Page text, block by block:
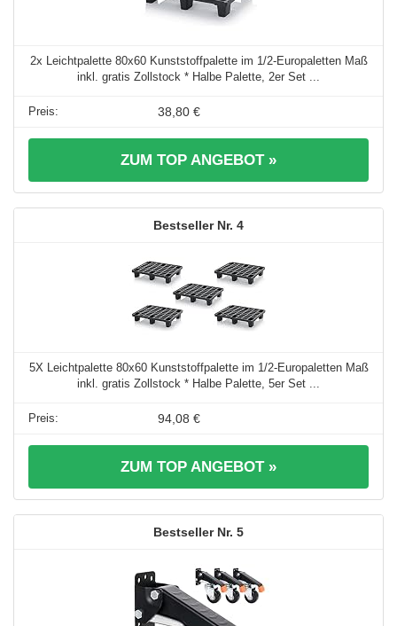
2x Leichtpalette 80x60 Kunststoffpalette im 1/2-Europaletten Maß
inkl. gratis Zollstock * Halbe Palette, 2er Set ...
38,80 €
ZUM TOP ANGEBOT »
4
5X Leichtpalette 80x60 Kunststoffpalette im 1/2-Europaletten Maß
inkl. gratis Zollstock * Halbe Palette, 5er Set ...
94,08 €
ZUM TOP ANGEBOT »
5